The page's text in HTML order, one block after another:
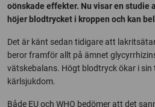
oönskade effekter. Nu visar en studie
höjer blodtrycket i kroppen och kan
Det är känt sedan tidigare att
beror framför allt på ämnet
vätskebalans. Högt blodtryck ökar i
kärlsjukdom.
Både EU och WHO bedömer att det